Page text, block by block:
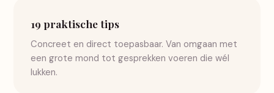
19 praktische tips
Concreet en direct toepasbaar. Van omgaan met
een grote mond tot gesprekken voeren die wél
lukken.